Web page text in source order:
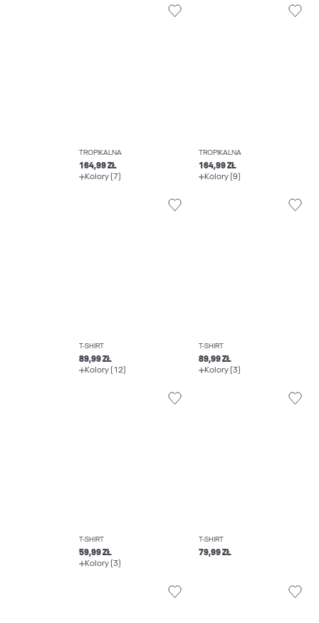
TROPIKALNA
164,99 ZŁ
Kolory (7)
TROPIKALNA
164,99 ZŁ
Kolory (9)
T-SHIRT
89,99 ZŁ
Kolory (12)
T-SHIRT
89,99 ZŁ
Kolory (3)
T-SHIRT
59,99 ZŁ
Kolory (3)
T-SHIRT
79,99 ZŁ